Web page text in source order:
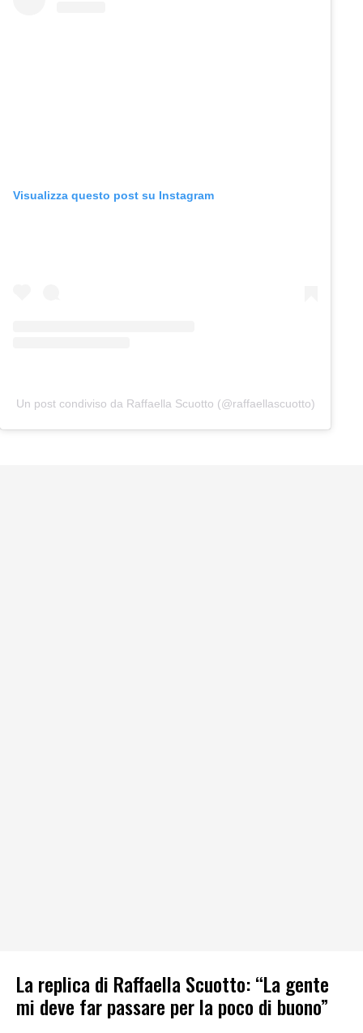
Visualizza questo post su Instagram
Un post condiviso da Raffaella Scuotto (@raffaellascuotto)
La replica di Raffaella Scuotto: “La gente
mi deve far passare per la poco di buono”